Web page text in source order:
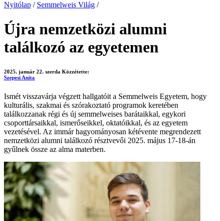
Nyitólap / Semmelweis Világ /
Újra nemzetközi alumni
találkozó az egyetemen
2025. január 22. szerda Közzétette:
Szepesi Anita
Ismét visszavárja végzett hallgatóit a Semmelweis Egyetem, hogy
kulturális, szakmai és szórakoztató programok keretében
találkozzanak régi és új semmelweises barátaikkal, egykori
csoporttársaikkal, ismerőseikkel, oktatóikkal, és az egyetem
vezetésével. Az immár hagyományosan kétévente megrendezett
nemzetközi alumni találkozó résztvevői 2025. május 17-18-án
gyűlnek össze az alma materben.